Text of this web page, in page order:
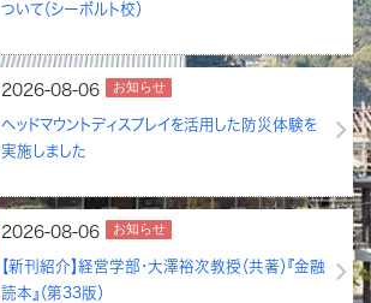
ついて（シーボルト校）
2026-08-06 お知らせ
ヘッドマウントディスプレイを活用した防災体験を
実施しました
2026-08-06 お知らせ
【新刊紹介】経営学部・大澤裕次教授（共著）『金融
読本』（第33版）